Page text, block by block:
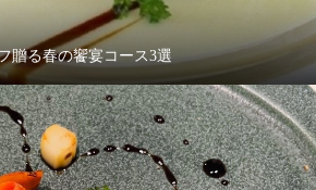
贈る春の饗宴コース3選